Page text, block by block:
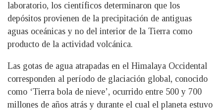
laboratorio, los científicos determinaron que los
depósitos provienen de la precipitación de antiguas
aguas oceánicas y no del interior de la Tierra como
producto de la actividad volcánica.
Las gotas de agua atrapadas en el Himalaya Occidental
corresponden al período de glaciación global, conocido
como ‘Tierra bola de nieve’, ocurrido entre 500 y 700
millones de años atrás y durante el cual el planeta estuvo